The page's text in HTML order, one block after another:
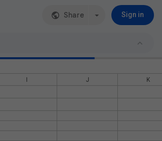
Share Sign in
I J
K